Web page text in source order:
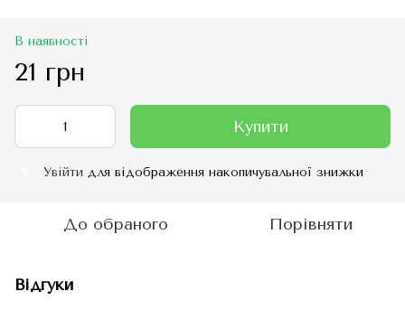
В наявності
21 грн
Купити
Увійти для відображення накопичувальної знижки
До обраного Порівняти
Відгуки